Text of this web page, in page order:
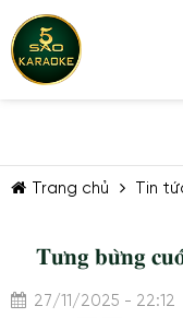
Trang chủ Tin
𝐓𝐮̛𝐧𝐠 𝐛𝐮̛̀𝐧𝐠
27/11/2025 -